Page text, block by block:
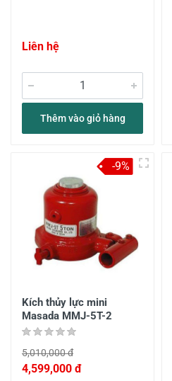
Liên hệ
Thêm vào giỏ hàng
Kích thủy lực mini
Masada MMJ-5T-2
5,010,000 đ
4,599,000 đ
-9%